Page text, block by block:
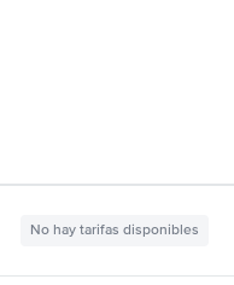
No hay tarifas disponibles